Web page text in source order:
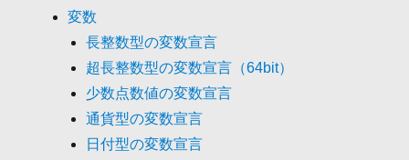
変数
長整数型の変数宣言
超長整数型の変数宣言（64bit）
少数点数値の変数宣言
通貨型の変数宣言
日付型の変数宣言